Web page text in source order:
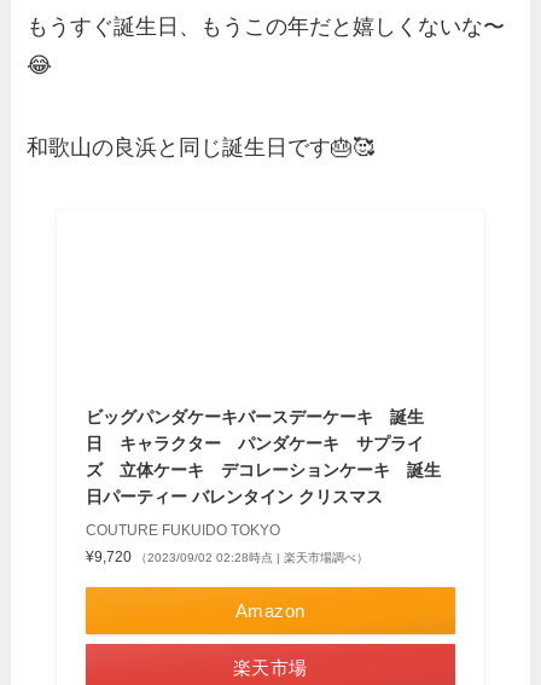
もうすぐ誕生日、もうこの年だと嬉しくないな〜
😂
和歌山の良浜と同じ誕生日です🎂🥰
ビッグパンダケーキバースデーケーキ 誕生
日 キャラクター パンダケーキ サプライ
ズ 立体ケーキ デコレーションケーキ 誕生
日パーティー バレンタイン クリスマス
COUTURE FUKUIDO TOKYO
¥9,720
（2023/09/02 02:28時点 | 楽天市場調べ）
Amazon
楽天市場